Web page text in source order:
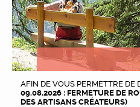
AFIN DE VOUS PERMETTRE DE
09.08.2026 : FERMETURE DE
DES ARTISANS CRÉATEURS)